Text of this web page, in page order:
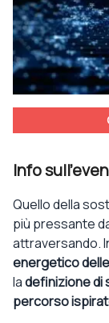
Info
Quello della
più pressante
attraversando.
energetico
ladefinizione di
percorso